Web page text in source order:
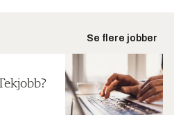
Se flere jobber